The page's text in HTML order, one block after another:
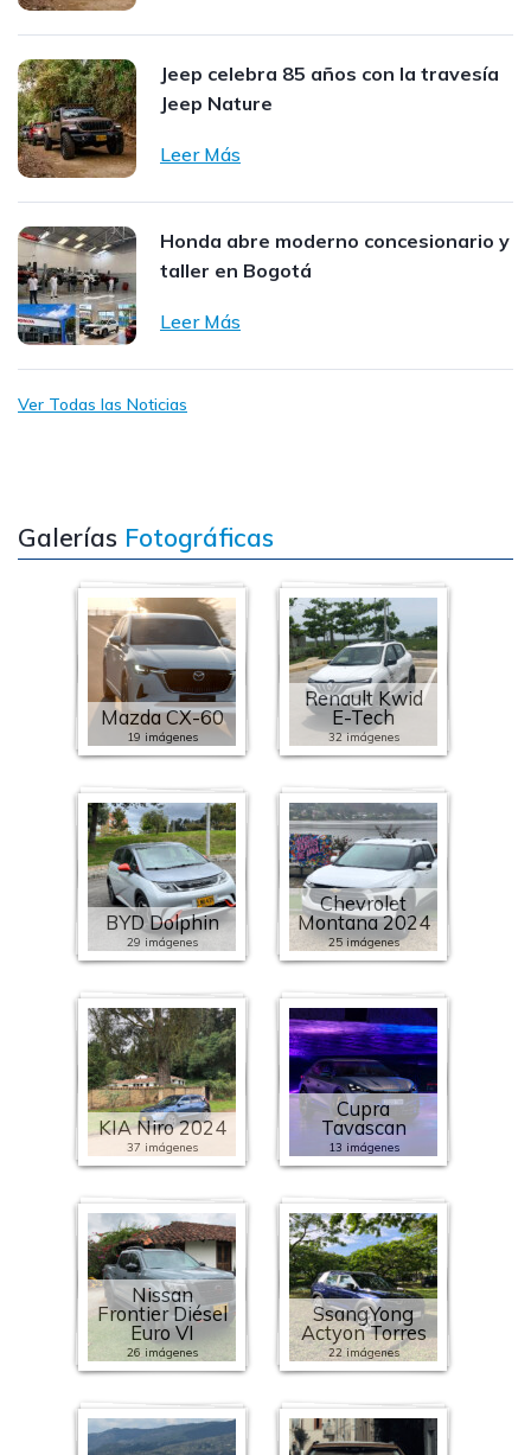
Jeep celebra 85 años con la travesía
Jeep Nature
Leer Más
Honda abre moderno concesionario y
taller en Bogotá
Leer Más
Ver Todas las Noticias
Galerías Fotográficas
Mazda CX-60
19 imágenes
Renault Kwid
E-Tech
32 imágenes
BYD Dolphin
29 imágenes
Chevrolet
Montana 2024
25 imágenes
KIA Niro 2024
37 imágenes
Cupra
Tavascan
13 imágenes
Nissan
Frontier Diésel
Euro VI
26 imágenes
SsangYong
Actyon Torres
22 imágenes